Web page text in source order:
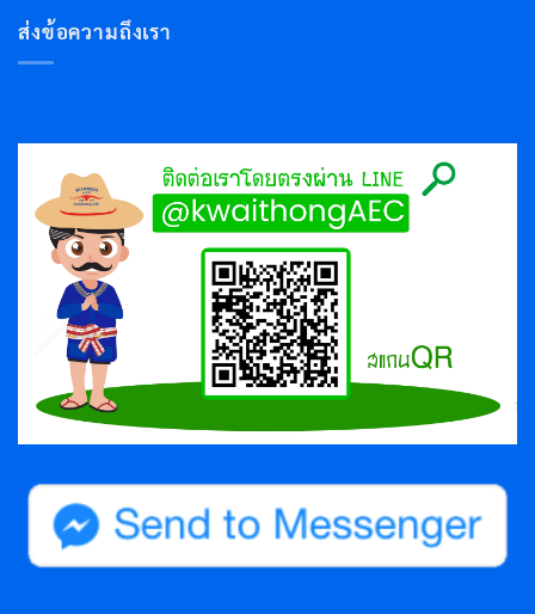
ส่งข้อความถึงเรา